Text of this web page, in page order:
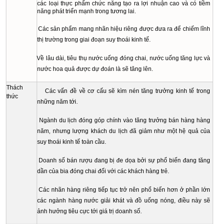
các loại thực phẩm chức năng tạo ra lợi nhuận cao và có tiềm
năng phát triển mạnh trong tương lai.
Các sản phẩm mang nhãn hiệu riêng được đưa ra để chiếm lĩnh
thị trường trong giai đoạn suy thoái kinh tế.
Về lâu dài, tiêu thụ nước uống đóng chai, nước uống tăng lực và
nước hoa quả được dự đoán là sẽ tăng lên.
Thách
thức
Các vấn đề về cơ cấu sẽ kìm nén tăng trưởng kinh tế trong
những năm tới.
Ngành du lịch đóng góp chính vào tăng trưởng bán hàng hàng
năm, nhưng lượng khách du lịch đã giảm như một hệ quả của
suy thoái kinh tế toàn cầu.
Doanh số bán rượu đang bị đe dọa bởi sự phổ biến đang tăng
dần của bia đóng chai đối với các khách hàng trẻ.
Các nhãn hàng riêng tiếp tục trở nên phổ biến hơn ở phần lớn
các ngành hàng nước giải khát và đồ uống nóng, điều này sẽ
ảnh hưởng tiêu cực tới giá trị doanh số.